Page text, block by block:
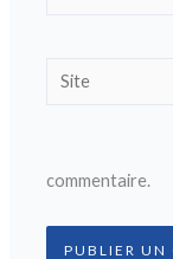
Site
commentaire.